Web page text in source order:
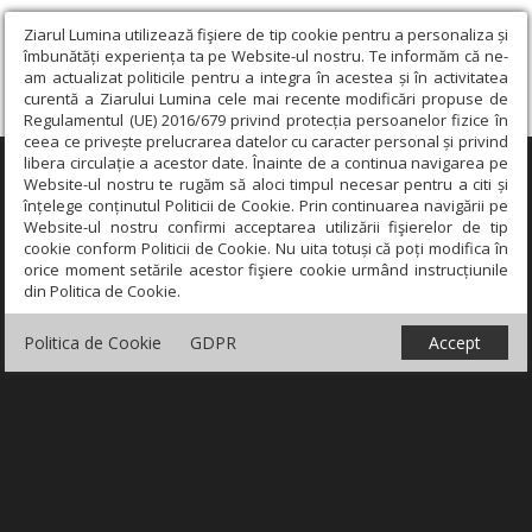
Ziarul Lumina utilizează fişiere de tip cookie pentru a personaliza și
îmbunătăți experiența ta pe Website-ul nostru. Te informăm că ne-
am actualizat politicile pentru a integra în acestea și în activitatea
curentă a Ziarului Lumina cele mai recente modificări propuse de
Regulamentul (UE) 2016/679 privind protecția persoanelor fizice în
ceea ce privește prelucrarea datelor cu caracter personal și privind
libera circulație a acestor date. Înainte de a continua navigarea pe
Website-ul nostru te rugăm să aloci timpul necesar pentru a citi și
înțelege conținutul Politicii de Cookie. Prin continuarea navigării pe
Website-ul nostru confirmi acceptarea utilizării fişierelor de tip
cookie conform Politicii de Cookie. Nu uita totuși că poți modifica în
orice moment setările acestor fişiere cookie urmând instrucțiunile
din Politica de Cookie.
Politica de Cookie GDPR Accept
×